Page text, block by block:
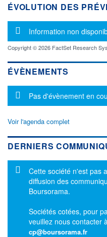
ÉVOLUTION DES
Message
Information non
Copyright © 2026 FactSet Research
ÉVÈNEMENTS
Message
Pas d'évènement en
Voir l'agenda complet
DERNIERS
Message
Cette société n'est pas
diffusion des
Boursorama.
Sociétés cotées, pour
veuillez nous contacter
cp@boursorama.fr